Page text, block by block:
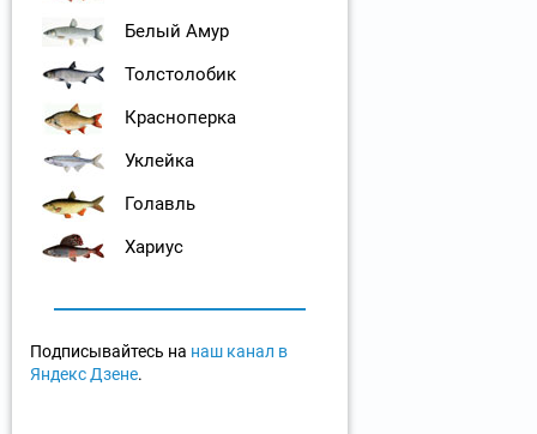
Белый Амур
Толстолобик
Красноперка
Уклейка
Голавль
Хариус
Подписывайтесь на наш канал в
Яндекс Дзене.